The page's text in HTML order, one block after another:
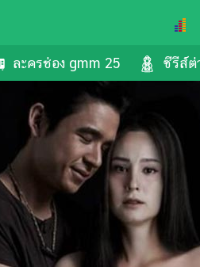
ละครช่อง gmm 25 ซีรีส์ต่